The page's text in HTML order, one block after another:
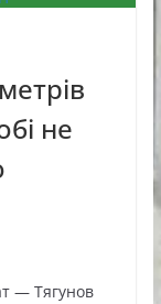
не
— Тягунов